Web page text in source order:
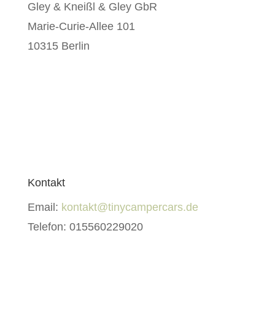
Gley & Kneißl & Gley GbR
Marie-Curie-Allee 101
10315 Berlin
Kontakt
Email: kontakt@tinycampercars.de
Telefon: 015560229020